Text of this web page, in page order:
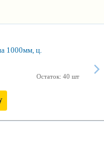
1000мм, ц.
Остаток: 40 шт